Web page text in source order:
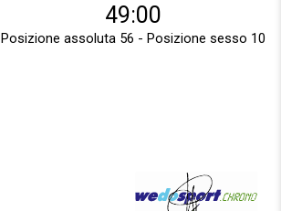
Posizione assoluta 56 - Posizione sesso 10
49:00